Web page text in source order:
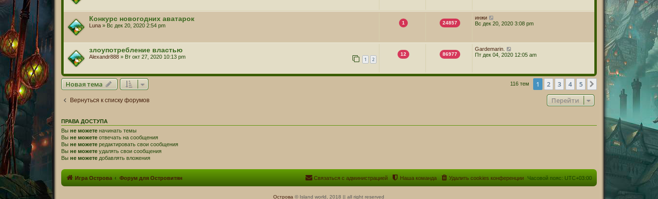
Конкурс новогодних аватарок
Luna» Вс дек 20, 2020 2:54 pm 1 24857
инжи
Вс дек 20, 2020 3:08 pm
злоупотребление властью
Alexandr888» Вт окт 27, 2020 10:13 pm 1 2
12 86977
Gardemarin.
Пт дек 04, 2020 12:05 am
Новая тема 116 тем 1 2 3 4 5 След.
Вернуться к списку форумов Перейти
ПРАВА ДОСТУПА
Вы не можетеначинать темы
Вы не можетеотвечать на сообщения
Вы не можетередактировать свои сообщения
Вы не можетеудалять свои сообщения
Вы не можетедобавлять вложения
Игра Острова Форум для Островитян Часовой пояс: UTC+03:00
Удалить cookies конференции
Наша команда
Связаться с администрацией
Острова © Island world, 2018 || all right reserved